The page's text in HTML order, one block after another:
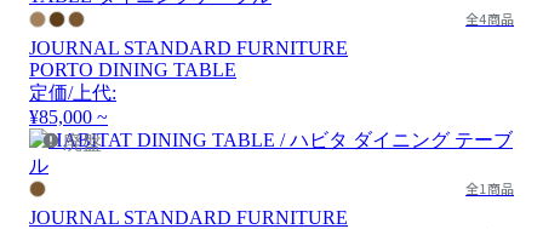
全4商品
JOURNAL STANDARD FURNITURE
PORTO DINING TABLE
定価/上代:
¥85,000 ~
廃盤
全1商品
JOURNAL STANDARD FURNITURE